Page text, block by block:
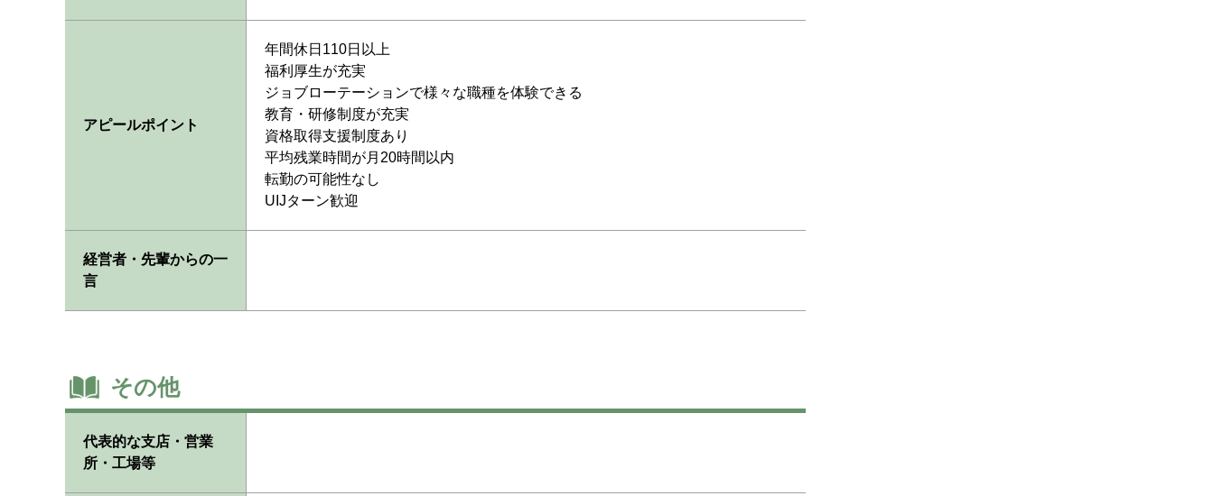
アピールポイント
年間休日110日以上
福利厚生が充実
ジョブローテーションで様々な職種を体験できる
教育・研修制度が充実
資格取得支援制度あり
平均残業時間が月20時間以内
転勤の可能性なし
UIJターン歓迎
経営者・先輩からの一
言
その他
代表的な支店・営業
所・工場等